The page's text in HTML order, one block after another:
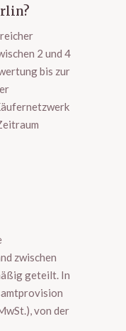
2 und 4
bis zur
zwischen
geteilt. In
von der